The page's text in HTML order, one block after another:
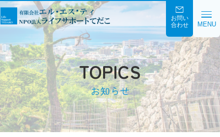
お問い
合わせ
MENU
TOPICS
お知らせ